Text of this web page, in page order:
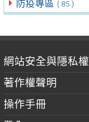
防疫專區 ( 85 )
網站安全與隱私權
著作權聲明
操作手冊